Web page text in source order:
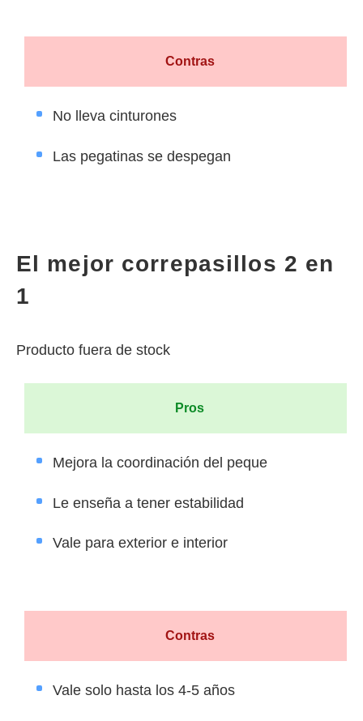
Contras
No lleva cinturones
Las pegatinas se despegan
El mejor correpasillos 2 en
1
Producto fuera de stock
Pros
Mejora la coordinación del peque
Le enseña a tener estabilidad
Vale para exterior e interior
Contras
Vale solo hasta los 4-5 años